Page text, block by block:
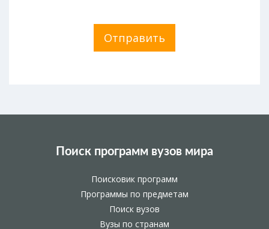
Отправить
Поиск программ вузов мира
Поисковик программ
Программы по предметам
Поиск вузов
Вузы по странам